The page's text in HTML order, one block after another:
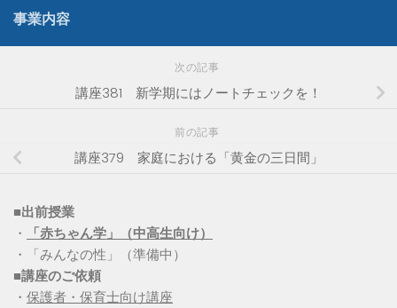
事業内容
次の記事
講座381 新学期にはノートチェックを！
前の記事
講座379 家庭における「黄金の三日間」
■出前授業
・
「赤ちゃん学」（中高生向け）
・「みんなの性」（準備中）
■講座のご依頼
・ 保護者・保育士向け講座